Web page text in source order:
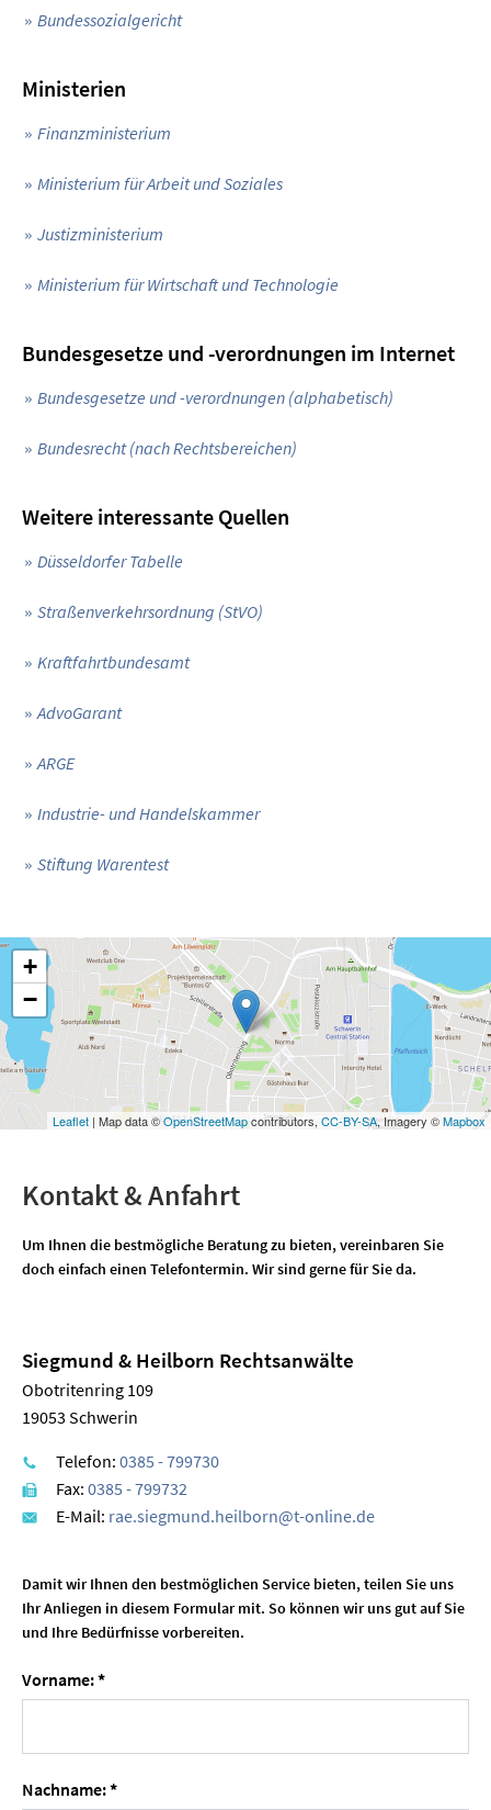
Bundessozialgericht
Ministerien
Finanzministerium
Ministerium für Arbeit und Soziales
Justizministerium
Ministerium für Wirtschaft und Technologie
Bundesgesetze und -verordnungen im Internet
Bundesgesetze und -verordnungen (alphabetisch)
Bundesrecht (nach Rechtsbereichen)
Weitere interessante Quellen
Düsseldorfer Tabelle
Straßenverkehrsordnung (StVO)
Kraftfahrtbundesamt
AdvoGarant
ARGE
Industrie- und Handelskammer
Stiftung Warentest
+
−
Leaflet | Map data ©OpenStreetMapcontributors, CC-BY-SA, Imagery ©Mapbox
Kontakt & Anfahrt
Um Ihnen die bestmögliche Beratung zu bieten, vereinbaren Sie
doch einfach einen Telefontermin. Wir sind gerne für Sie da.
Siegmund & Heilborn Rechtsanwälte
Obotritenring 109
19053 Schwerin
Telefon: 0385 - 799730
Fax: 0385 - 799732
E-Mail: rae.siegmund.heilborn@t-online.de
Damit wir Ihnen den bestmöglichen Service bieten, teilen Sie uns
Ihr Anliegen in diesem Formular mit. So können wir uns gut auf Sie
und Ihre Bedürfnisse vorbereiten.
Vorname:*
Nachname:*